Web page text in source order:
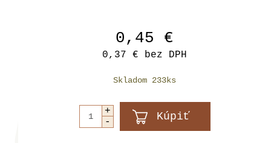
0,45 €
0,37 € bez DPH
Skladom 233ks